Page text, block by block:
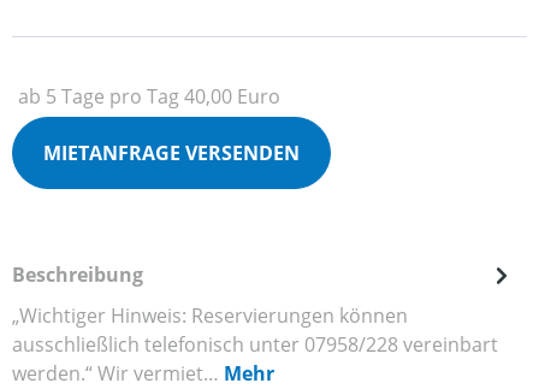
ab 5 Tage pro Tag 40,00 Euro
MIETANFRAGE VERSENDEN
Beschreibung
„Wichtiger Hinweis: Reservierungen können
ausschließlich telefonisch unter 07958/228 vereinbart
werden.“ Wir vermiet… Mehr